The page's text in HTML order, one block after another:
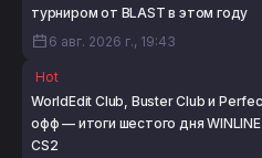
турниром от BLAST в этом году
6 авг. 2026 г., 19:43
Hot
WorldEdit Club, Buster Club и
офф — итоги шестого дня
CS2